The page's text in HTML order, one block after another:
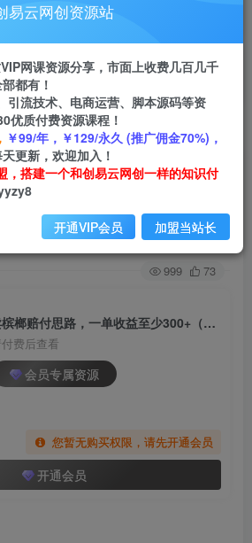
接
APP下载
GO
属 正文
卖槟榔赔付思路，一单收益至
关注
999 73
（6302期）最新外卖槟榔赔付思路，一单收益至少300+（仅揭秘）
费后查看
会员专属资源
您暂无购买权限，请先开通会员
开通会员
易云网创资源站
网课资源分享，市面上收费几百几千
都有！
引流技术、电商运营、脚本源码等资
优质付费资源课程！
￥99/年，￥129/永久 (推广佣金70%)，
更新，欢迎加入！
，搭建一个和创易云网创一样的知识付
开通VIP会员 加盟当站长